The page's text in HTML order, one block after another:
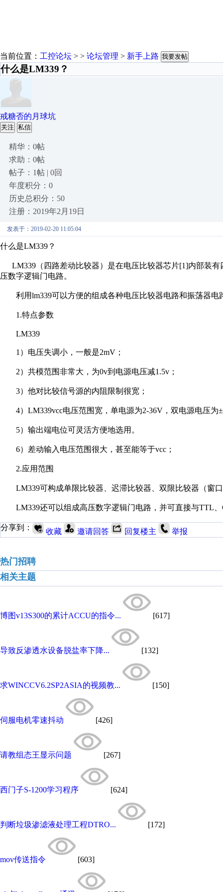
当前位置： 工控论坛 > > 论坛管理 > 新手上路 我要发帖
什么是LM339？
戒糖否的月球坑
关注 私信
精华：0帖
求助：0帖
帖子：1帖 | 0回
年度积分：0
历史总积分：50
注册：2019年2月19日
发表于：2019-02-20 11:05:04
什么是LM339？
LM339（四路差动比较器）是在电压比较器芯片[1]内部装有
压数字逻辑门电路。
利用lm339可以方便的组成各种电压比较器电路和振荡器电
1.特点参数
LM339
1）电压失调小，一般是2mV；
2）共模范围非常大，为0v到电源电压减1.5v；
3）他对比较信号源的内阻限制很宽；
4）LM339vcc电压范围宽，单电源为2-36V，双电源电压为
5）输出端电位可灵活方便地选用。
6）差动输入电压范围很大，甚至能等于vcc；
2.应用范围
LM339可构成单限比较器、迟滞比较器、双限比较器（窗
LM339还可以组成高压数字逻辑门电路，并可直接与TTL、
分享到： 收藏 邀请回答 回复楼主 举报
热门招聘
相关主题
博图v13S300的累计ACCU的指令... [617]
导致反渗透水设备脱盐率下降... [132]
求WINCCV6.2SP2ASIA的视频教... [150]
伺服电机零速抖动 [426]
请教组态王显示问题 [267]
西门子S-1200学习程序 [624]
判断垃圾渗滤液处理工程DTRO... [172]
mov传送指令 [603]